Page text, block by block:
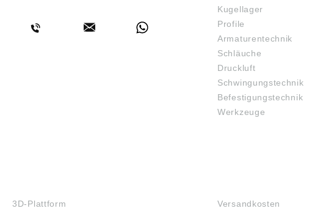
Kugellager
Profile
Armaturentechnik
Schläuche
Druckluft
Schwingungstechnik
Befestigungstechnik
Werkzeuge
3D-Plattform
Versandkosten